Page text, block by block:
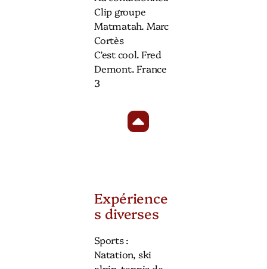
Clip groupe
Matmatah. Marc
Cortès
C’est cool. Fred
Demont. France
3
Expérience
s diverses
Sports :
Natation, ski